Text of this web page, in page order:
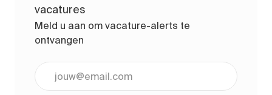
vacatures
Meld u aan om vacature-alerts te
ontvangen